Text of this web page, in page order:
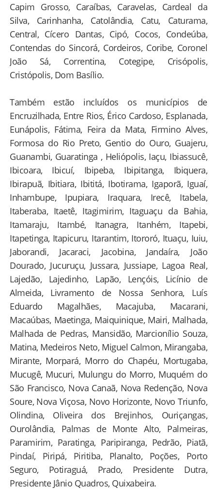
Capim Grosso, Caraíbas, Caravelas, Cardeal da
Silva, Carinhanha, Catolândia, Catu, Caturama,
Central, Cícero Dantas, Cipó, Cocos, Condeúba,
Contendas do Sincorá, Cordeiros, Coribe, Coronel
João Sá, Correntina, Cotegipe, Crisópolis,
Cristópolis, Dom Basílio.
Também estão incluídos os municípios de
Encruzilhada, Entre Rios, Érico Cardoso, Esplanada,
Eunápolis, Fátima, Feira da Mata, Firmino Alves,
Formosa do Rio Preto, Gentio do Ouro, Guajeru,
Guanambi, Guaratinga , Heliópolis, Iaçu, Ibiassucê,
Ibicoara, Ibicuí, Ibipeba, Ibipitanga, Ibiquera,
Ibirapuã, Ibitiara, Ibititá, Ibotirama, Igaporã, Iguaí,
Inhambupe, Ipupiara, Iraquara, Irecê, Itabela,
Itaberaba, Itaetê, Itagimirim, Itaguaçu da Bahia,
Itamaraju, Itambé, Itanagra, Itanhém, Itapebi,
Itapetinga, Itapicuru, Itarantim, Itororó, Ituaçu, Iuiu,
Jaborandi, Jacaraci, Jacobina, Jandaíra, João
Dourado, Jucuruçu, Jussara, Jussiape, Lagoa Real,
Lajedão, Lajedinho, Lapão, Lençóis, Licínio de
Almeida, Livramento de Nossa Senhora, Luís
Eduardo Magalhães, Macajuba, Macarani,
Macaúbas, Maetinga, Maiquinique, Mairi, Malhada,
Malhada de Pedras, Mansidão, Marcionílio Souza,
Matina, Medeiros Neto, Miguel Calmon, Mirangaba,
Mirante, Morpará, Morro do Chapéu, Mortugaba,
Mucugê, Mucuri, Mulungu do Morro, Muquém do
São Francisco, Nova Canaã, Nova Redenção, Nova
Soure, Nova Viçosa, Novo Horizonte, Novo Triunfo,
Olindina, Oliveira dos Brejinhos, Ouriçangas,
Ourolândia, Palmas de Monte Alto, Palmeiras,
Paramirim, Paratinga, Paripiranga, Pedrão, Piatã,
Pindaí, Piripá, Piritiba, Planalto, Poções, Porto
Seguro, Potiraguá, Prado, Presidente Dutra,
Presidente Jânio Quadros, Quixabeira.